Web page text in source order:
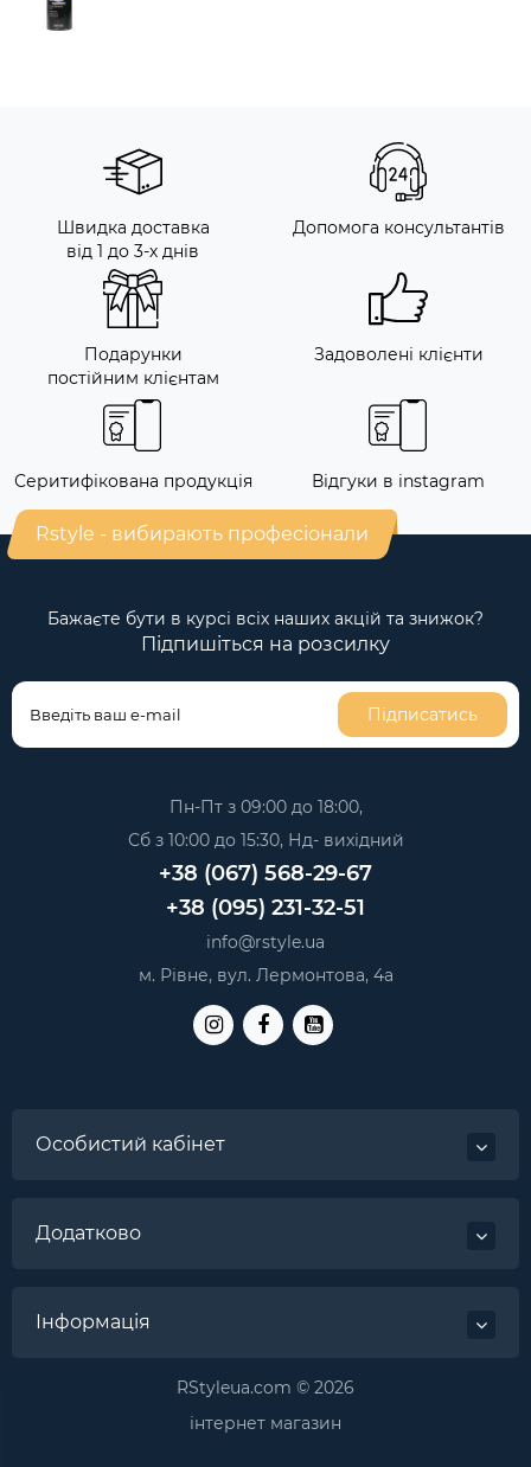
Швидка доставка
від 1 до 3-х днів
Допомога консультантів
Подарунки
постійним клієнтам
Задоволені клієнти
Серитифікована продукція Відгуки в instagram
Rstyle - вибирають професіонали
Бажаєте бути в курсі всіх наших акцій та знижок?
Підпишіться на розсилку
Підписатись
Пн-Пт з 09:00 до 18:00,
Сб з 10:00 до 15:30, Нд- вихідний
+38 (067) 568-29-67
+38 (095) 231-32-51
info@rstyle.ua
м. Рівне, вул. Лермонтова, 4а
Особистий кабінет
Додатково
Інформація
RStyleua.com © 2026
інтернет магазин